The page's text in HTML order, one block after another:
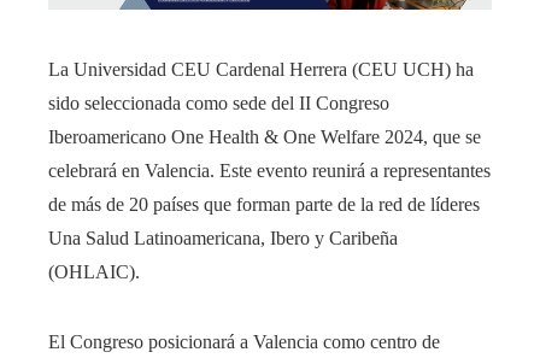
La Universidad CEU Cardenal Herrera (CEU UCH) ha
sido seleccionada como sede del II Congreso
Iberoamericano One Health & One Welfare 2024, que se
celebrará en Valencia. Este evento reunirá a representantes
de más de 20 países que forman parte de la red de líderes
Una Salud Latinoamericana, Ibero y Caribeña
(OHLAIC).
El Congreso posicionará a Valencia como centro de